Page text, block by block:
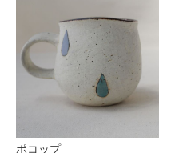
ポコップ